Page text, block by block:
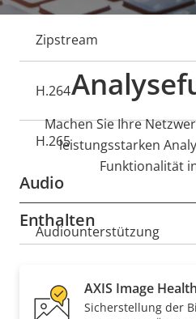
Eigentumsbeschreibung
Zipstream
H.264
H.265
Audio
Eigentumsbeschreibung
Audiounterstützung
Security
Machen Sie Ihre
leistungsstarken
Funktionalität
Enthalten
AXIS Image
Sicherstellung der